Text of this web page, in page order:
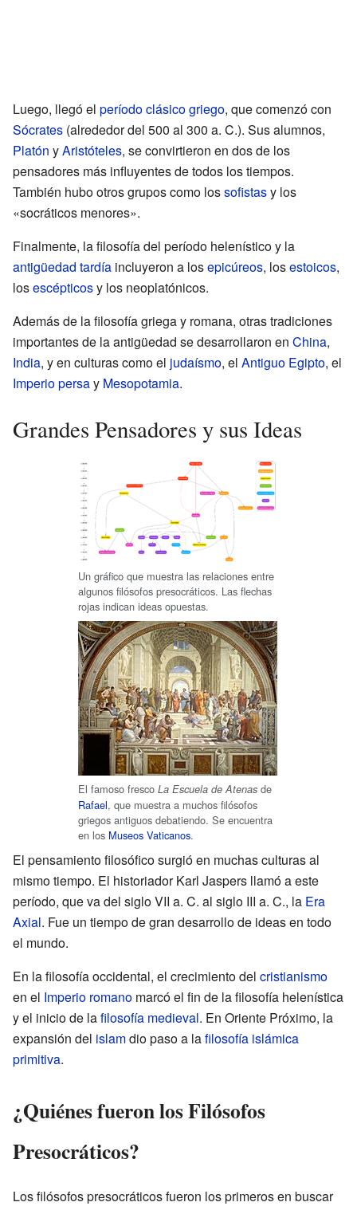
Luego, llegó el período clásico griego, que comenzó con
Sócrates (alrededor del 500 al 300 a. C.). Sus alumnos,
Platón yAristóteles, se convirtieron en dos de los
pensadores más influyentes de todos los tiempos.
También hubo otros grupos como lossofistasy los
«socráticos menores».
Finalmente, la filosofía del período helenístico y la
antigüedad tardía incluyeron a losepicúreos, losestoicos,
losescépticosy los neoplatónicos.
Además de la filosofía griega y romana, otras tradiciones
importantes de la antigüedad se desarrollaron en China,
India, y en culturas como el judaísmo, el Antiguo Egipto, el
Imperio persay Mesopotamia.
Grandes Pensadores y sus Ideas
Un gráfico que muestra las relaciones entre
algunos filósofos presocráticos. Las flechas
rojas indican ideas opuestas.
El famoso fresco La Escuela de Atenas de
Rafael, que muestra a muchos filósofos
griegos antiguos debatiendo. Se encuentra
en los Museos Vaticanos.
El pensamiento filosófico surgió en muchas culturas al
mismo tiempo. El historiador Karl Jaspers llamó a este
período, que va del siglo VII a. C. al siglo III a. C., la Era
Axial. Fue un tiempo de gran desarrollo de ideas en todo
el mundo.
En la filosofía occidental, el crecimiento del cristianismo
en el Imperio romano marcó el fin de la filosofía helenística
y el inicio de lafilosofía medieval. En Oriente Próximo, la
expansión del islamdio paso a lafilosofía islámica
primitiva.
¿Quiénes fueron los Filósofos
Presocráticos?
Los filósofos presocráticos fueron los primeros en buscar